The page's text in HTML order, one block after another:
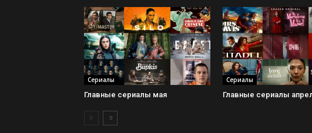
Сериалы
Главные сериалы мая
Сериалы
Главные сериалы